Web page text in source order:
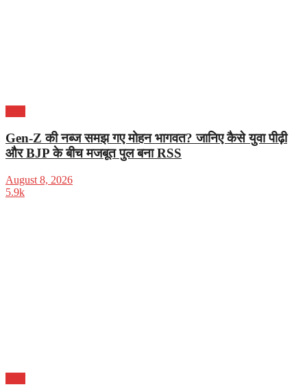
Gen-Z की नब्ज समझ गए मोहन भागवत? जानिए कैसे युवा पीढ़ी
और BJP के बीच मजबूत पुल बना RSS
August 8, 2026
5.9k